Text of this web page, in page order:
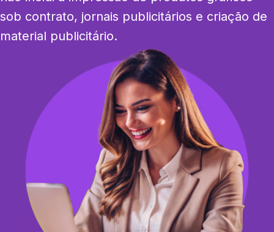
sob contrato, jornais publicitários e criação de
material publicitário.